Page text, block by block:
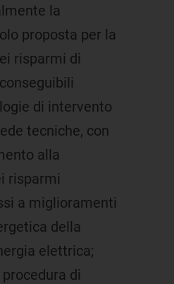
la
proposta per la
risparmi di
di intervento
tecniche, con
alla
risparmi
a miglioramenti
della
elettrica;
di